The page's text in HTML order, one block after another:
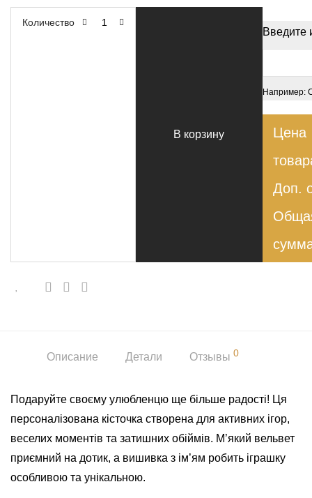
Количество
В корзину
Введите
Например:
Цена
Доп.
Описание Детали Отзывы 0
Подаруйте своєму улюбленцю ще більше радості! Ця
персоналізована кісточка створена для активних ігор,
веселих моментів та затишних обіймів. М’який вельвет
приємний на дотик, а вишивка з ім’ям робить іграшку
особливою та унікальною.